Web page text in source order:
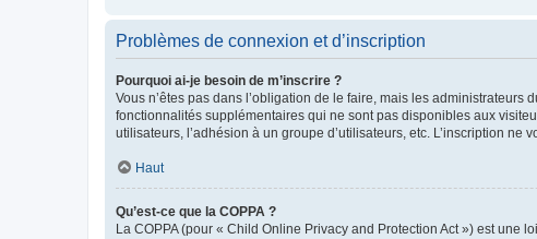
Problèmes de connexion et d’inscription
Pourquoi ai-je besoin de m’inscrire ?
Vous n’êtes pas dans l’obligation de le faire, mais les
fonctionnalités supplémentaires qui ne sont pas disponibles aux
utilisateurs, l’adhésion à un groupe d’utilisateurs, etc. L’inscription ne
Haut
Qu’est-ce que la COPPA ?
La COPPA (pour « Child Online Privacy and Protection Act ») est une